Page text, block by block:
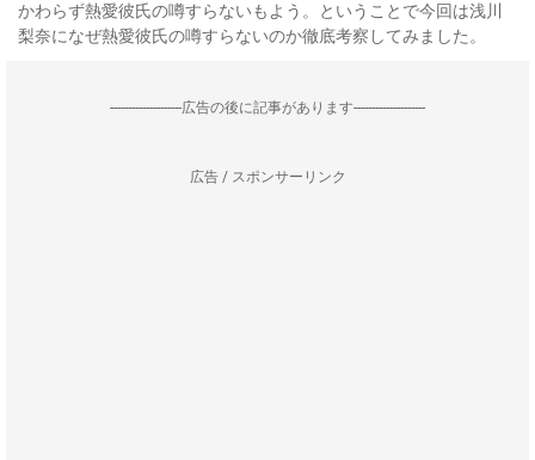
かわらず熱愛彼氏の噂すらないもよう。ということで今回は浅川
梨奈になぜ熱愛彼氏の噂すらないのか徹底考察してみました。
--------------------広告の後に記事があります--------------------
広告 / スポンサーリンク